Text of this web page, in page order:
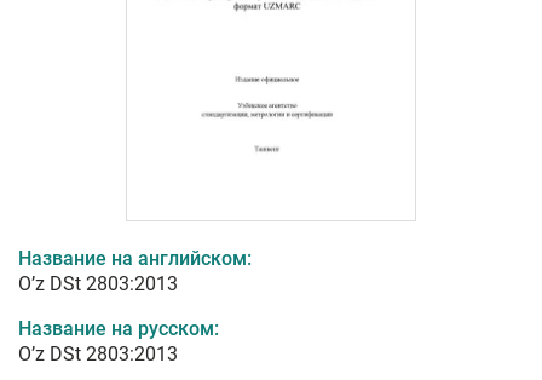
Название на английском:
O’z DSt 2803:2013
Название на русском:
O’z DSt 2803:2013